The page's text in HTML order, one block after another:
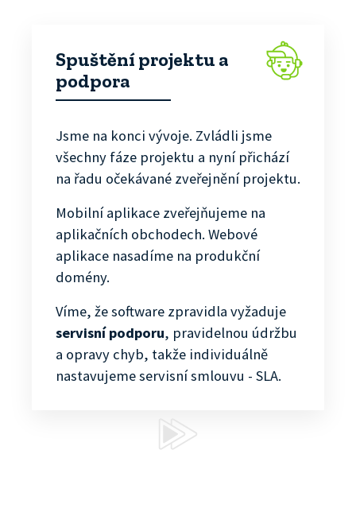
Spuštění projektu a
podpora
Jsme na konci vývoje. Zvládli jsme
všechny fáze projektu a nyní přichází
na řadu očekávané zveřejnění projektu.
Mobilní aplikace zveřejňujeme na
aplikačních obchodech. Webové
aplikace nasadíme na produkční
domény.
Víme, že software zpravidla vyžaduje
servisní podporu, pravidelnou údržbu
a opravy chyb, takže individuálně
nastavujeme servisní smlouvu - SLA.